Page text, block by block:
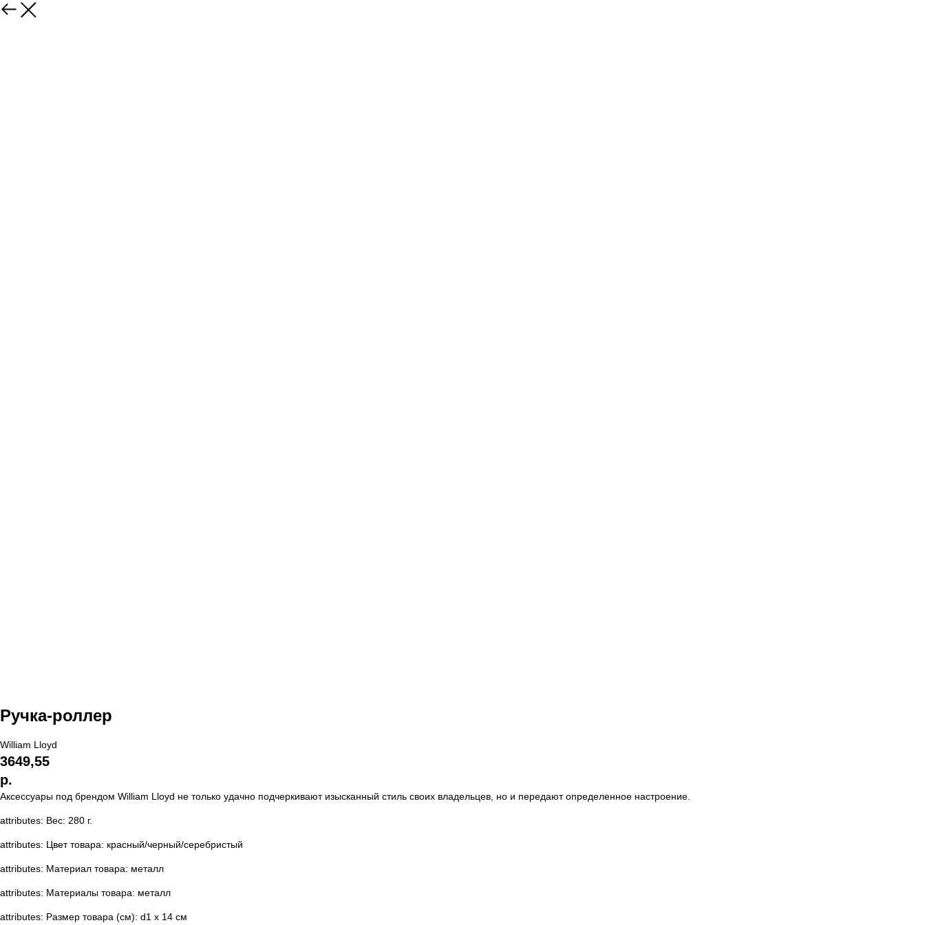
Ручка-роллер
William Lloyd
3649,55
р.
Аксессуары под брендом William Lloyd не только удачно подчеркивают изысканный стиль своих владельцев, но и передают определенное настроение.
attributes: Вес: 280 г.
attributes: Цвет товара: красный/черный/серебристый
attributes: Материал товара: металл
attributes: Материалы товара: металл
attributes: Размер товара (см): d1 х 14 см